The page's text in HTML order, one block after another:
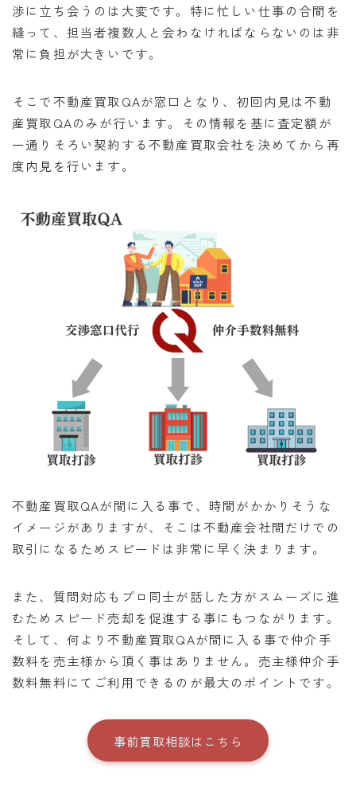
渉に立ち会うのは大変です。特に忙しい仕事の合間を
縫って、担当者複数人と会わなければならないのは非
常に負担が大きいです。
そこで不動産買取QAが窓口となり、初回内見は不動
産買取QAのみが行います。その情報を基に査定額が
一通りそろい契約する不動産買取会社を決めてから再
度内見を行います。
不動産買取QAが間に入る事で、時間がかかりそうな
イメージがありますが、そこは不動産会社間だけでの
取引になるためスピードは非常に早く決まります。
また、質問対応もプロ同士が話した方がスムーズに進
むためスピード売却を促進する事にもつながります。
そして、何より不動産買取QAが間に入る事で仲介手
数料を売主様から頂く事はありません。売主様仲介手
数料無料にてご利用できるのが最大のポイントです。
事前買取相談はこちら